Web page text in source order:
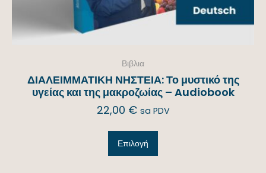
Βιβλια
ΔΙΑΛΕΙΜΜΑΤΙΚΗ ΝΗΣΤΕΙΑ: Το μυστικό της
υγείας και της μακροζωίας – Audiobook
22,00 € sa PDV
Επιλογή